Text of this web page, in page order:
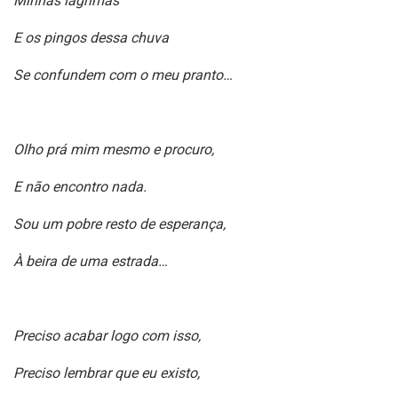
E os pingos dessa chuva
Se confundem com o meu pranto…
Olho prá mim mesmo e procuro,
E não encontro nada.
Sou um pobre resto de esperança,
À beira de uma estrada…
Preciso acabar logo com isso,
Preciso lembrar que eu existo,